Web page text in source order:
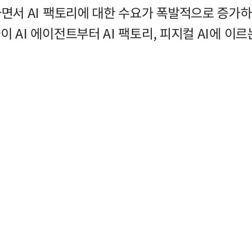
서 AI 팩토리에 대한 수요가 폭발적으로 증가
AI 에이전트부터 AI 팩토리, 피지컬 AI에 이